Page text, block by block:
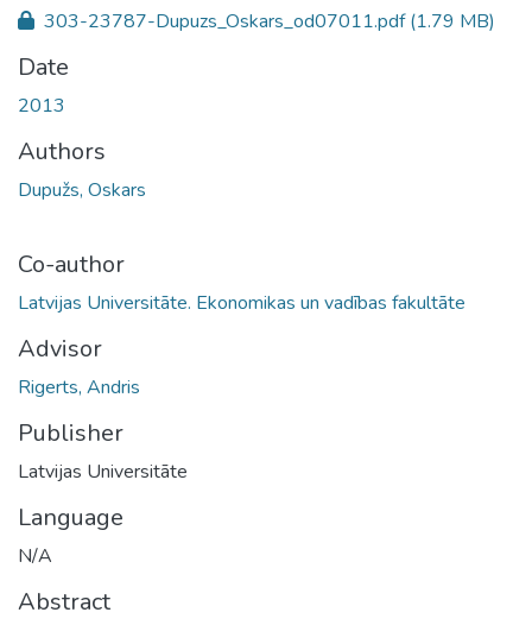
303-23787-Dupuzs_Oskars_od07011.pdf(1.79 MB)
Date
2013
Authors
Dupužs, Oskars
Co-author
Latvijas Universitāte. Ekonomikas un vadības fakultāte
Advisor
Rigerts, Andris
Publisher
Latvijas Universitāte
Language
N/A
Abstract